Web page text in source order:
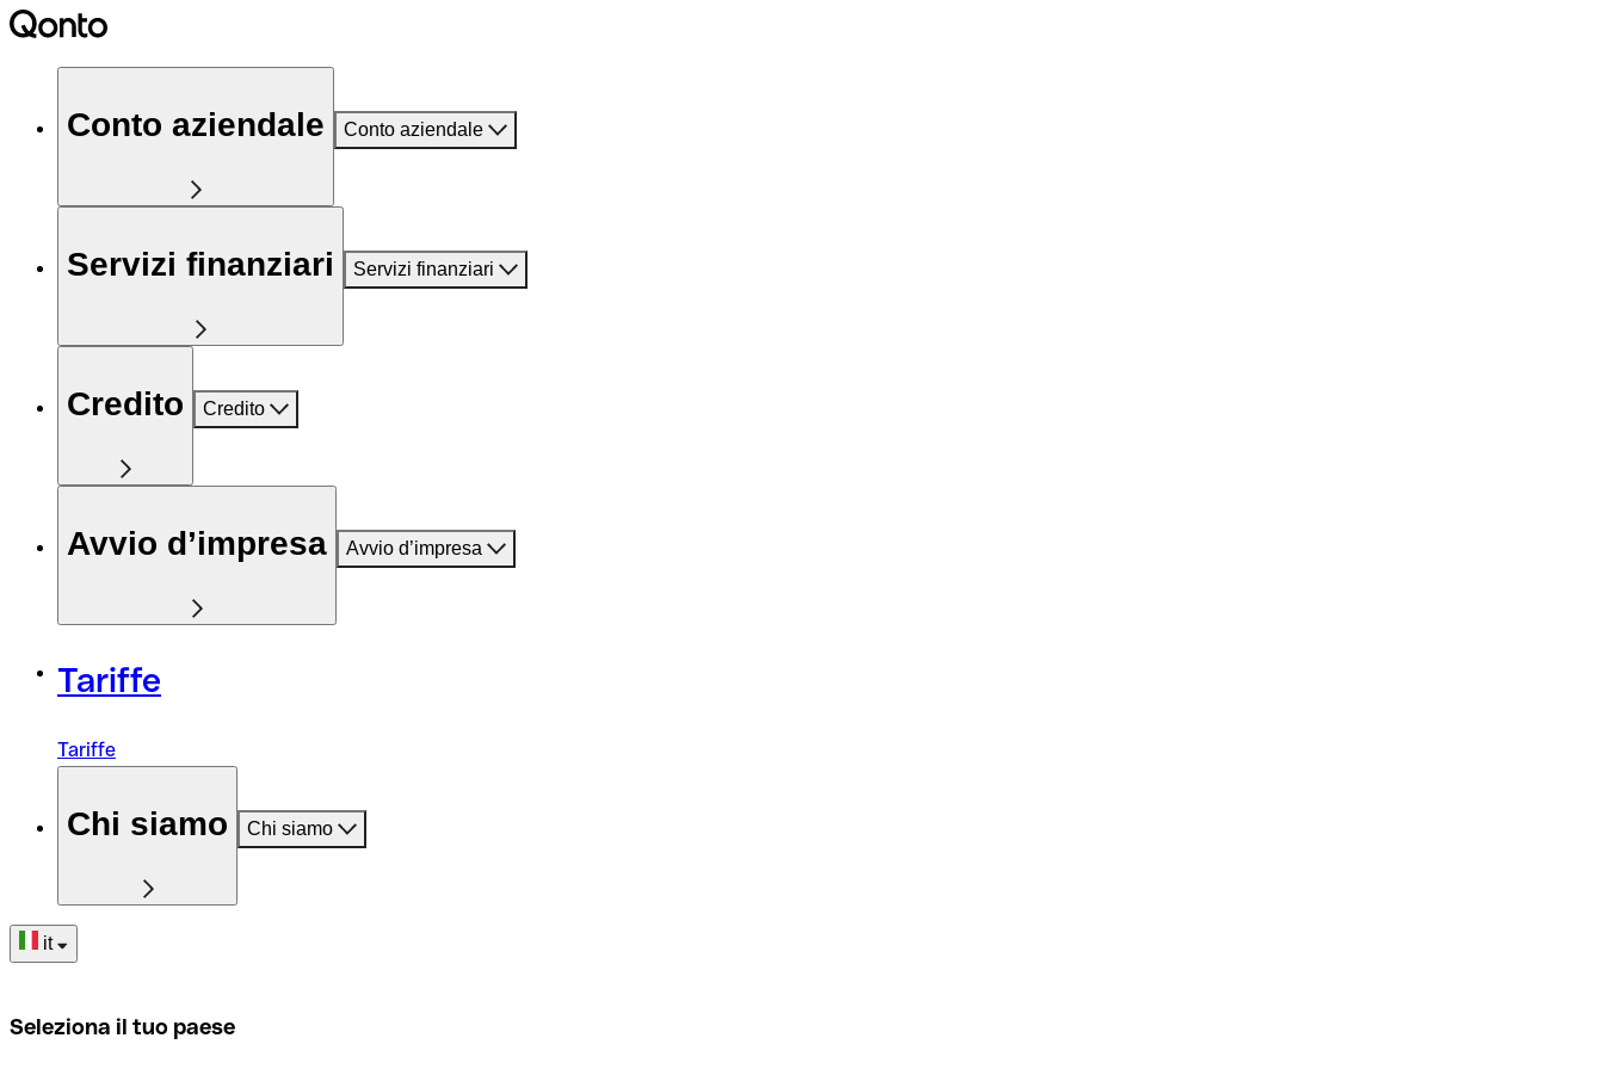
Conto aziendale Conto aziendale
Servizi finanziari Servizi finanziari
Credito Credito
Avvio d’impresa Avvio d’impresa
Tariffe
Tariffe
Chi siamo Chi siamo
it
Seleziona il tuo paese